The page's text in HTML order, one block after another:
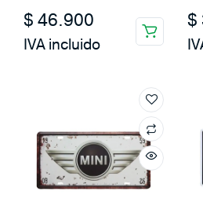
$ 46.900
IVA incluido
$